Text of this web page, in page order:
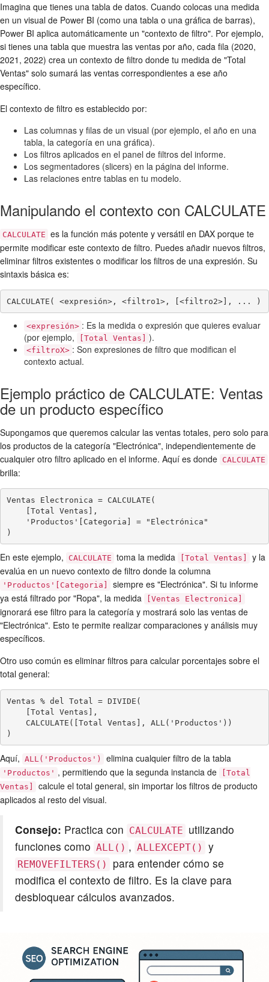
Imagina que tienes una tabla de datos. Cuando colocas una medida
en un visual de Power BI (como una tabla o una gráfica de barras),
Power BI aplica automáticamente un "contexto de filtro". Por ejemplo,
si tienes una tabla que muestra las ventas por año, cada fila (2020,
2021, 2022) crea un contexto de filtro donde tu medida de "Total
Ventas" solo sumará las ventas correspondientes a ese año
específico.
El contexto de filtro es establecido por:
Las columnas y filas de un visual (por ejemplo, el año en una
tabla, la categoría en una gráfica).
Los filtros aplicados en el panel de filtros del informe.
Los segmentadores (slicers) en la página del informe.
Las relaciones entre tablas en tu modelo.
Manipulando el contexto con CALCULATE
CALCULATE es la función más potente y versátil en DAX porque te
permite modificar este contexto de filtro. Puedes añadir nuevos filtros,
eliminar filtros existentes o modificar los filtros de una expresión. Su
sintaxis básica es:
CALCULATE( <expresión>, <filtro1>, [<filtro2>], ... )
<expresión> : Es la medida o expresión que quieres evaluar
(por ejemplo,
[Total Ventas] ).
<filtroX> : Son expresiones de filtro que modifican el
contexto actual.
Ejemplo práctico de CALCULATE: Ventas
de un producto específico
Supongamos que queremos calcular las ventas totales, pero solo para
los productos de la categoría "Electrónica", independientemente de
cualquier otro filtro aplicado en el informe. Aquí es donde CALCULATE
brilla:
Ventas Electronica = CALCULATE(
)
En este ejemplo, CALCULATE toma la medida [Total Ventas]
y la
evalúa en un nuevo contexto de filtro donde la columna
'Productos'[Categoria]
siempre es "Electrónica". Si tu informe
ya está filtrado por "Ropa", la medida
[Ventas Electronica]
ignorará ese filtro para la categoría y mostrará solo las ventas de
"Electrónica". Esto te permite realizar comparaciones y análisis muy
específicos.
Otro uso común es eliminar filtros para calcular porcentajes sobre el
total general:
Ventas % del Total = DIVIDE(
)
Aquí, ALL('Productos') elimina cualquier filtro de la tabla
'Productos' , permitiendo que la segunda instancia de
[Total
Ventas]
calcule el total general, sin importar los filtros de producto
aplicados al resto del visual.
Consejo: Practica con CALCULATE utilizando
funciones como ALL() , ALLEXCEPT() y
REMOVEFILTERS()
para entender cómo se
modifica el contexto de filtro. Es la clave para
desbloquear cálculos avanzados.